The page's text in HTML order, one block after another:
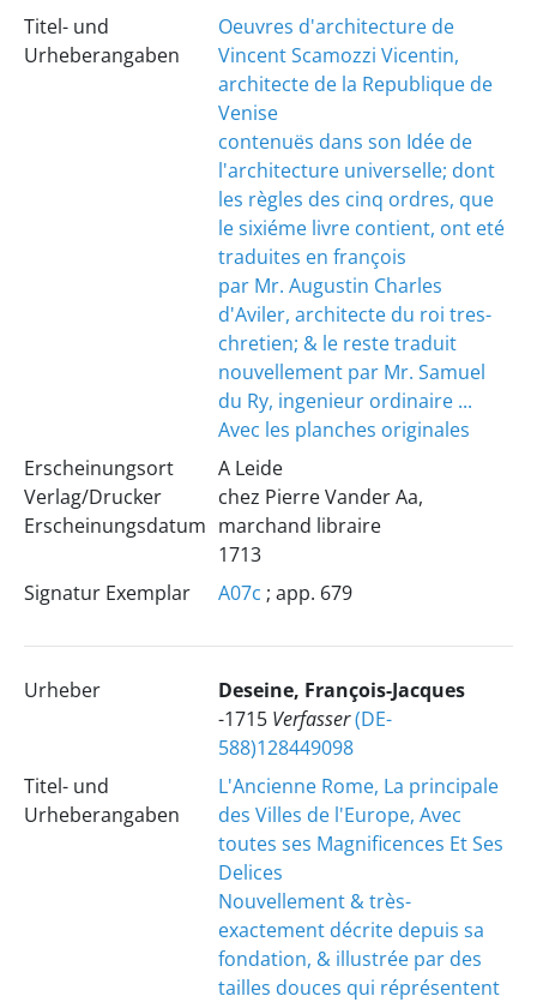
Titel- und
Urheberangaben
Oeuvres d'architecture de
Vincent Scamozzi Vicentin,
architecte de la Republique de
Venise
contenuës dans son Idée de
l'architecture universelle; dont
les règles des cinq ordres, que
le sixiéme livre contient, ont eté
traduites en françois
par Mr. Augustin Charles
d'Aviler, architecte du roi tres-
chretien; & le reste traduit
nouvellement par Mr. Samuel
du Ry, ingenieur ordinaire ...
Avec les planches originales
Erscheinungsort
Verlag/Drucker
Erscheinungsdatum
A Leide
chez Pierre Vander Aa,
marchand libraire
1713
Signatur Exemplar
A07c ; app. 679
Urheber
Deseine, François-Jacques
-1715 Verfasser(DE-
588)128449098
Titel- und
Urheberangaben
L'Ancienne Rome, La principale
des Villes de l'Europe, Avec
toutes ses Magnificences Et Ses
Delices
Nouvellement & très-
exactement décrite depuis sa
fondation, & illustrée par des
tailles douces qui réprésentent